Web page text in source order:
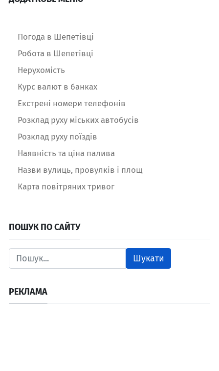
Погода в Шепетівці
Робота в Шепетівці
Нерухомість
Курс валют в банках
Екстрені номери телефонів
Розклад руху міських автобусів
Розклад руху поїздів
Наявність та ціна палива
Назви вулиць, провулків і площ
Карта повітряних тривог
ПОШУК ПО САЙТУ
Шукати
РЕКЛАМА